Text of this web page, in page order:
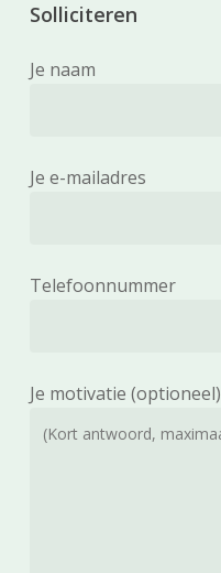
Solliciteren
Je naam
Je e-mailadres
Telefoonnummer
Je motivatie (optioneel)